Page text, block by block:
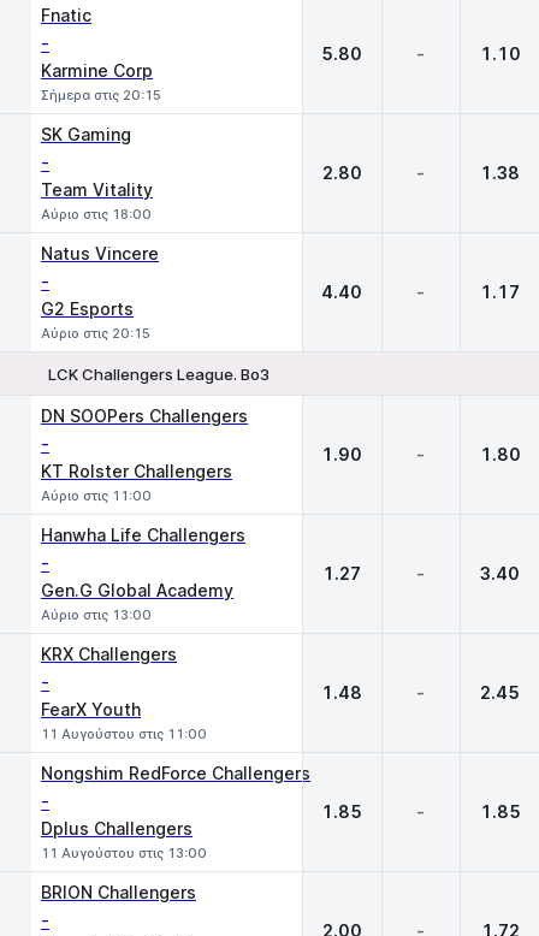
Fnatic
-
Karmine Corp
Σήμερα στις 20:15
5.80 - 1.10
SK Gaming
-
Team Vitality
Αύριο στις 18:00
2.80 - 1.38
Natus Vincere
-
G2 Esports
Αύριο στις 20:15
4.40 - 1.17
LCK Challengers League. Bo3
DN SOOPers Challengers
-
KT Rolster Challengers
Αύριο στις 11:00
1.90 - 1.80
Hanwha Life Challengers
-
Gen.G Global Academy
Αύριο στις 13:00
1.27 - 3.40
KRX Challengers
-
FearX Youth
11 Αυγούστου στις 11:00
1.48 - 2.45
Nongshim RedForce Challengers
-
Dplus Challengers
11 Αυγούστου στις 13:00
1.85 - 1.85
BRION Challengers
- 2.00 - 1.72